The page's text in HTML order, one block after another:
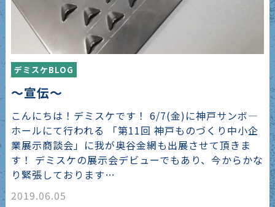
デミスケBLOG
～宣伝～
こんにちは！デミスケです！ 6/7(金)に神戸サンボ―
ホールにて行われる 「第11回 神戸ものづくり中小企
業展示商談会」に我が奥谷金網も出展させて頂きま
す！ デミスケの展示会デビューでもあり、今からかな
り緊張しております…
2019.06.05